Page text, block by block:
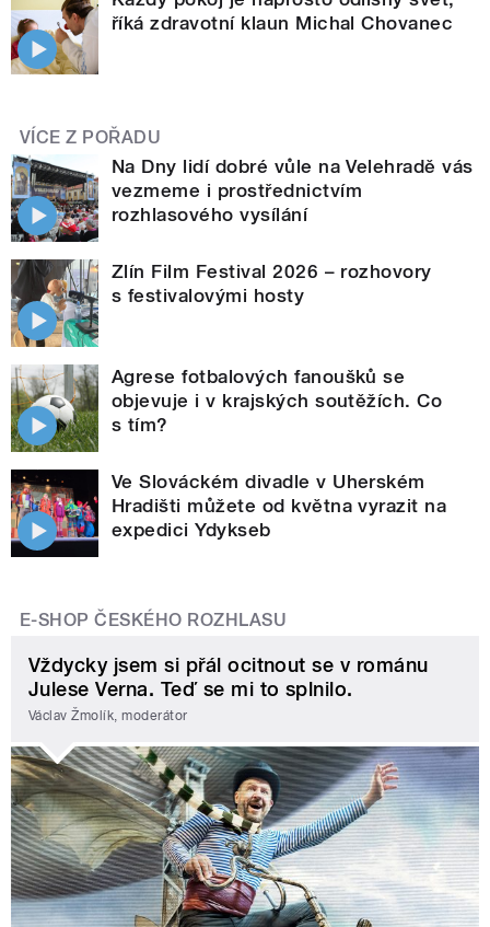
říká zdravotní klaun Michal Chovanec
VÍCE Z POŘADU
Na Dny lidí dobré vůle na Velehradě vás
vezmeme i prostřednictvím
rozhlasového vysílání
Zlín Film Festival 2026 – rozhovory
s festivalovými hosty
Agrese fotbalových fanoušků se
objevuje i v krajských soutěžích. Co
s tím?
Ve Slováckém divadle v Uherském
Hradišti můžete od května vyrazit na
expedici Ydykseb
E-SHOP ČESKÉHO ROZHLASU
Vždycky jsem si přál ocitnout se v románu
Julese Verna. Teď se mi to splnilo.
Václav Žmolík, moderátor